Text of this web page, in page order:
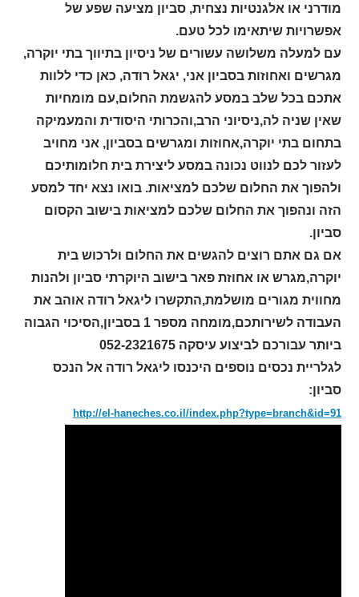
מודרני או אלגנטיות נצחית, סביון מציעה שפע של
אפשרויות שיתאימו לכל טעם.
עם למעלה משלושה עשורים של ניסיון בתיווך בתי יוקרה,
מגרשים ואחוזות בסביון אני, יגאל רודה, כאן כדי ללוות
אתכם בכל שלב במסע להגשמת החלום,עם מומחיות
שאין שניה לה,ניסיוני הרב,והכרותי היסודית והמעמיקה
בתחום בתי יוקרה,אחוזות ומגרשים בסביון, אני מחויב
לעזור לכם לנווט נכונה במסע ליצירת בית חלומותיכם
ולהפוך את החלום שלכם למציאות. בואו נצא יחד למסע
הזה ונהפוך את החלום שלכם למציאות בישוב הקסום
סביון.
אם גם אתם רוצים להגשים את החלום ולרכוש בית
יוקרה,מגרש או אחוזת פאר בישוב היוקרתי סביון ולהנות
מחווית מגורים מושלמת,התקשרו ליגאל רודה אוהב את
העבודה לשירותכם,מומחה מספר 1 בסביון,הסיכוי הגבוה
ביותר עבורכם לביצוע עיסקה 052-2321675
לגלריית נכסים נוספים היכנסו ליגאל רודה אל הנכס
סביון:
http://el-haneches.co.il/index.php?type=branch&id=91